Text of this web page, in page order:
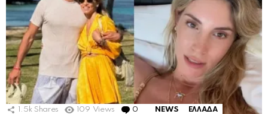
1.5k Shares 109 Views 0 Comments
NEWS ΕΛΛΑΔΑ